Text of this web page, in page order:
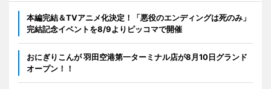
本編完結＆TVアニメ化決定！「悪役のエンディングは死のみ」
完結記念イベントを8/9よりピッコマで開催
おにぎりこんが 羽田空港第一ターミナル店が8月10日グランド
オープン！！